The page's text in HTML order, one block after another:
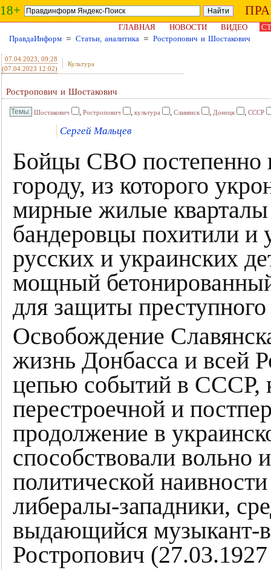
18+
ГЛАВНАЯ НОВОСТИ ВИДЕО
ПравдаИнформ ≈ Статьи, аналитика ≈ Ростропович и Шостакович
07.04.2023 , 09:28
(07.04.2023 12:02)
Культура
Ростропович и Шостакович
Шостакович , Ростропович , культура , Славянск , Донецк , СССР
Сергей Мальцев
Бойцы СВО постепенно
городу, из которого
мирные жилые
бандеровцы похитили и
русских и украинских
мощный
для защиты
Освобождение
жизнь Донбасса и всей
цепью событий в СССР,
перестроечной и
продолжение в
способствовали вольно
политической
либералы-западники,
выдающийся музыкант-
Ростропович